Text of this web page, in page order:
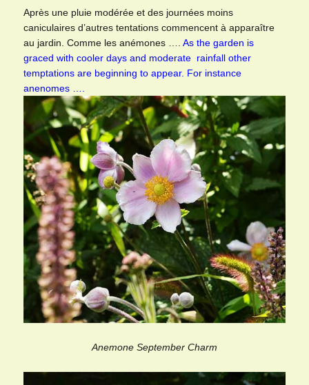
Après une pluie modérée et des journées moins
caniculaires d’autres tentations commencent à apparaître
au jardin. Comme les anémones ….As the garden is
graced with cooler days and moderate rainfall other
temptations are beginning to appear. For instance
anenomes ….
Anemone September Charm